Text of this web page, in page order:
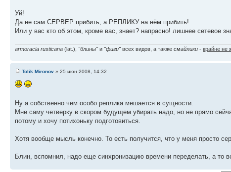
Уй!
Да не сам СЕРВЕР прибить, а РЕПЛИКУ на нём прибить!
Или у вас кто об этом, кроме вас, знает? напрасно! лишнее сетевое
armoracia rusticana (lat.), "блины"и "фиги"всех видов, а также смайлики - крайне не
Tolik Mironov » 25 июн 2008, 14:32
Ну а собственно чем особо реплика мешается в сущности.
Мне саму четверку в скором будущем убирать надо, но не прямо
потому и хочу потихоньку подготовиться.
Хотя вообще мысль конечно. То есть получится, что у меня просто
Блин, вспомнил, надо еще синхронизацию времени переделать, а то